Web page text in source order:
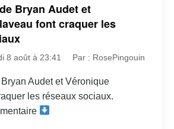
Bryan Audet et
font craquer les
8 août à 23:41 Par : RosePingouin
Audet et Véronique
les réseaux sociaux.